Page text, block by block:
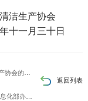
协会
十日
返回列表
的通知
示范项目的通知